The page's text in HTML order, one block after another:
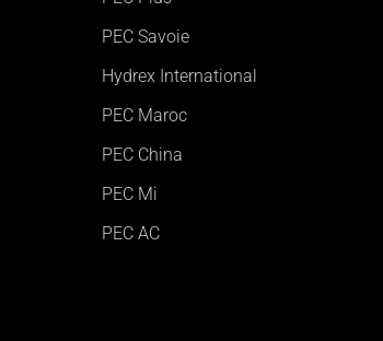
PEC Savoie
Hydrex International
PEC Maroc
PEC China
PEC Mi
PEC AC